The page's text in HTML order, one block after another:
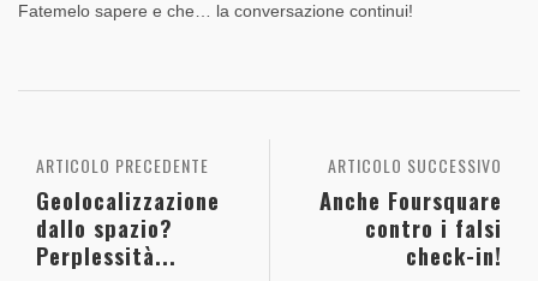
Fatemelo sapere e che… la conversazione continui!
ARTICOLO SUCCESSIVO
Anche Foursquare
contro i falsi
check-in!
ARTICOLO PRECEDENTE
Geolocalizzazione
dallo spazio?
Perplessità...